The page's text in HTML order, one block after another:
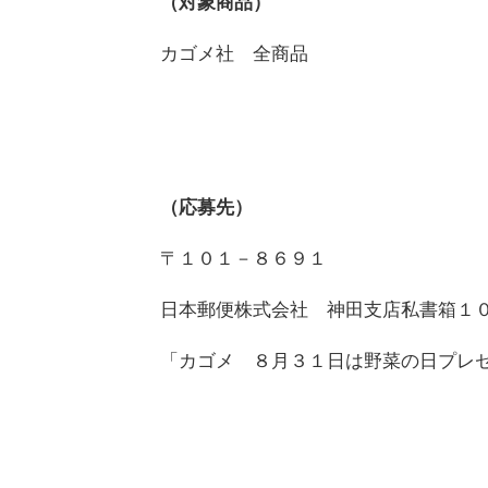
カゴメ社 全商品
（応募先）
〒１０１－８６９１
日本郵便株式会社 神田支店私書箱１
「カゴメ ８月３１日は野菜の日プレ